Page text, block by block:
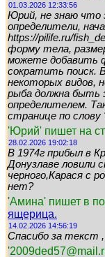
01.03.2026 12:33:56
Юрий, не знаю что
определители,
https://pilife.ru/
форму тела,
можете добавить
сократить поиск.
некоторых видов,
рыба должна быть
определителем.
странице по слову
'Юрий' пишет на
28.02.2026 19:02:18
В 1974г прибыл в
Донузлаве ловили
черного,Карася с
нет?
'Амина' пишет в
ящерица.
14.02.2026 14:56:19
Спасибо за текст ,